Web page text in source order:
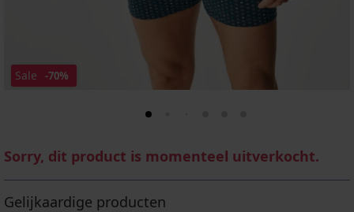
Sale -70%
Sorry, dit product is momenteel uitverkocht.
Gelijkaardige producten